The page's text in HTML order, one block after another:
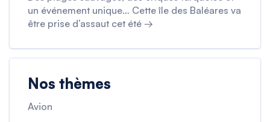
un événement unique… Cette île des Baléares va
être prise d’assaut cet été →
Nos thèmes
Avion